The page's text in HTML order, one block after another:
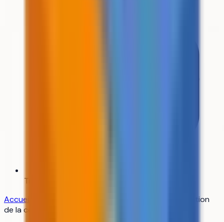
Trouver mon alternance
Accueil
École supérieure de l'innovation
de la conception et de la simulation (ESICS)